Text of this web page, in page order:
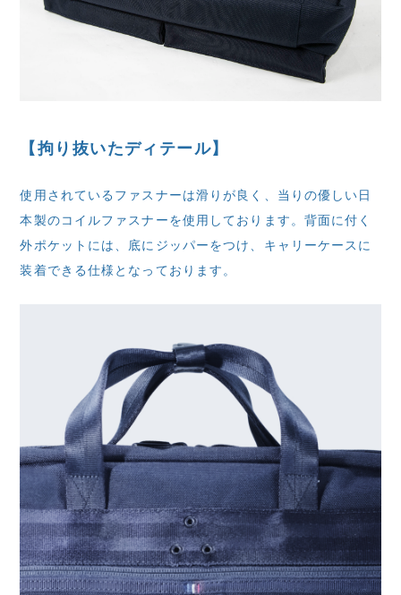
【拘り抜いたディテール】
使用されているファスナーは滑りが良く、当りの優しい日
本製のコイルファスナーを使用しております。背面に付く
外ポケットには、底にジッパーをつけ、キャリーケースに
装着できる仕様となっております。